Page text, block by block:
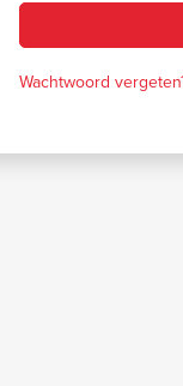
Wachtwoord